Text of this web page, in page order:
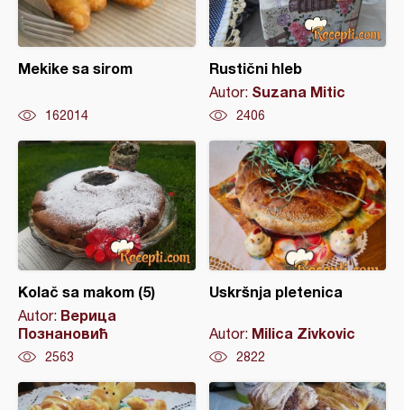
Mekike sa sirom
162014
Rustični hleb
Autor: Suzana Mitic
2406
Kolač sa makom (5)
Autor: Верица
Познановић
2563
Uskršnja pletenica
Autor: Milica Zivkovic
2822